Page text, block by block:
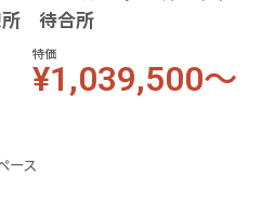
待合所
特価
¥1,039,500～
ース